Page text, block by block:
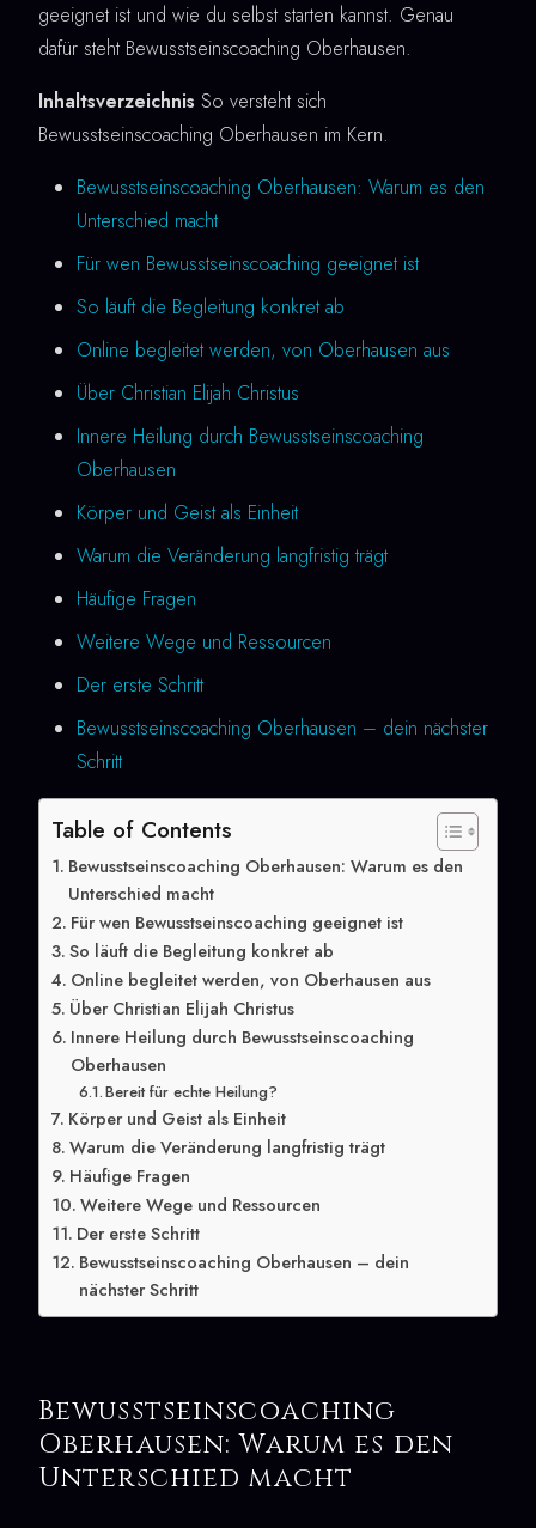
geeignet ist und wie du selbst starten kannst. Genau
dafür steht Bewusstseinscoaching Oberhausen.
Inhaltsverzeichnis So versteht sich
Bewusstseinscoaching Oberhausen im Kern.
Bewusstseinscoaching Oberhausen: Warum es den
Unterschied macht
Für wen Bewusstseinscoaching geeignet ist
So läuft die Begleitung konkret ab
Online begleitet werden, von Oberhausen aus
Über Christian Elijah Christus
Innere Heilung durch Bewusstseinscoaching
Oberhausen
Körper und Geist als Einheit
Warum die Veränderung langfristig trägt
Häufige Fragen
Weitere Wege und Ressourcen
Der erste Schritt
Bewusstseinscoaching Oberhausen – dein nächster
Schritt
Table of Contents
Bewusstseinscoaching Oberhausen: Warum es den
Unterschied macht
Für wen Bewusstseinscoaching geeignet ist
So läuft die Begleitung konkret ab
Online begleitet werden, von Oberhausen aus
Über Christian Elijah Christus
Innere Heilung durch Bewusstseinscoaching
Oberhausen
Bereit für echte Heilung?
Körper und Geist als Einheit
Warum die Veränderung langfristig trägt
Häufige Fragen
Weitere Wege und Ressourcen
Der erste Schritt
Bewusstseinscoaching Oberhausen – dein
nächster Schritt
Bewusstseinscoaching
Oberhausen: Warum es den
Unterschied macht